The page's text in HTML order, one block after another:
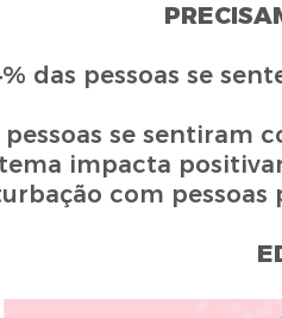
se sentiram
impacta
com pessoas